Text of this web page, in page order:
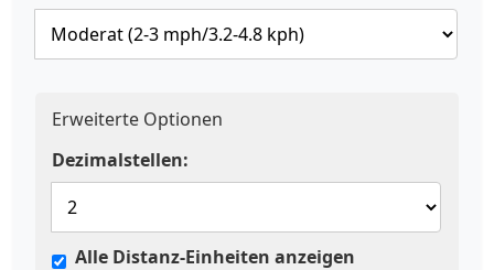
Erweiterte Optionen
Dezimalstellen:
Alle Distanz-Einheiten anzeigen